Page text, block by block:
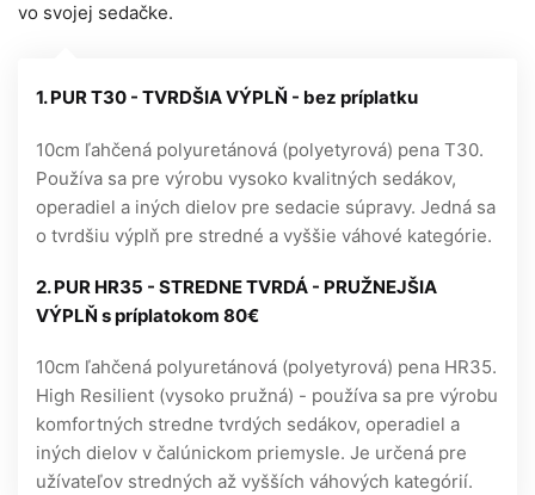
vo svojej sedačke.
1. PUR T30 - TVRDŠIA VÝPLŇ - bez príplatku
10cm ľahčená polyuretánová (polyetyrová) pena T30.
Používa sa pre výrobu vysoko kvalitných sedákov,
operadiel a iných dielov pre sedacie súpravy. Jedná sa
o tvrdšiu výplň pre stredné a vyššie váhové kategórie.
2. PUR HR35 - STREDNE TVRDÁ - PRUŽNEJŠIA
VÝPLŇ s príplatokom 80€
10cm ľahčená polyuretánová (polyetyrová) pena HR35.
High Resilient (vysoko pružná) - používa sa pre výrobu
komfortných stredne tvrdých sedákov, operadiel a
iných dielov v čalúnickom priemysle. Je určená pre
užívateľov stredných až vyšších váhových kategórií.